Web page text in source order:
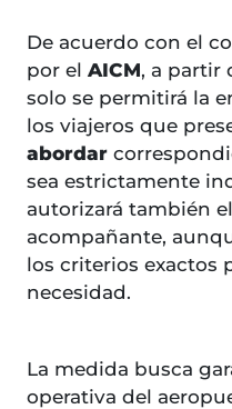
De acuerdo con el
por el AICM, a partir
solo se permitirá la
los viajeros que
abordar
sea estrictamente
autorizará también
acompañante,
los criterios exactos
necesidad.
La medida busca
operativa del